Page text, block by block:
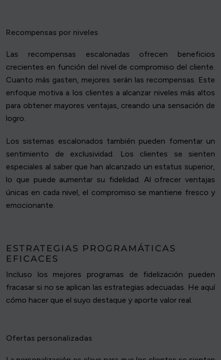
Recompensas por niveles
Las recompensas escalonadas ofrecen beneficios
crecientes en función del nivel de compromiso del cliente.
Cuanto más gasten, mejores serán las recompensas. Este
enfoque motiva a los clientes a alcanzar niveles más altos
para obtener mayores ventajas, creando una sensación de
logro.
Los sistemas escalonados también pueden fomentar un
sentimiento de exclusividad. Los clientes se sienten
especiales al saber que han alcanzado un estatus superior,
lo que puede aumentar su fidelidad. Al ofrecer ventajas
únicas en cada nivel, el compromiso se mantiene fresco y
emocionante.
ESTRATEGIAS PROGRAMÁTICAS
EFICACES
Incluso los mejores programas de fidelización pueden
fracasar si no se aplican las estrategias adecuadas. He aquí
cómo hacer que el suyo destaque y aporte valor real.
Ofertas personalizadas